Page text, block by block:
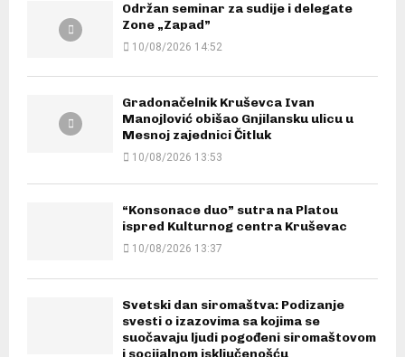
Održan seminar za sudije i delegate
Zone „Zapad”
10/08/2026 14:52
Gradonačelnik Kruševca Ivan
Manojlović obišao Gnjilansku ulicu u
Mesnoj zajednici Čitluk
10/08/2026 13:53
“Konsonace duo” sutra na Platou
ispred Kulturnog centra Kruševac
10/08/2026 13:37
Svetski dan siromaštva: Podizanje
svesti o izazovima sa kojima se
suočavaju ljudi pogođeni siromaštovom
i socijalnom isključenošću